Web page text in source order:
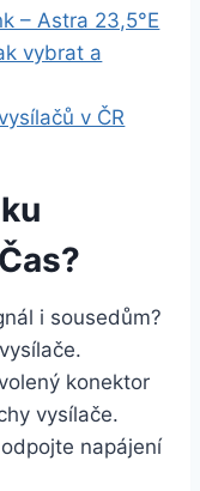
– Astra 23,5°E
vybrat a
v ČR
i sousedům?
konektor
vysílače.
napájení